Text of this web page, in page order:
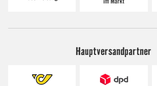
Hauptversandpartner